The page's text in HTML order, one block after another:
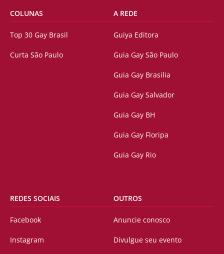
COLUNAS
Top 30 Gay Brasil
Curta São Paulo
A REDE
Guiya Editora
Guia Gay São Paulo
Guia Gay Brasilia
Guia Gay Salvador
Guia Gay BH
Guia Gay Floripa
Guia Gay Rio
REDES SOCIAIS
Facebook
Instagram
OUTROS
Anuncie conosco
Divulgue seu evento